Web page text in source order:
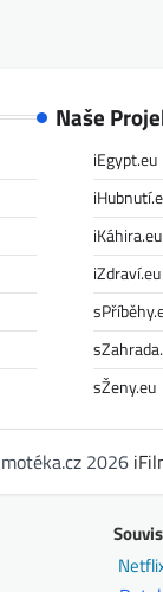
Naše
iEgypt.eu
iKáhira.eu
iZdraví.eu
sŽeny.eu
2026